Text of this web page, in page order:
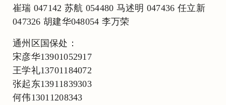
崔瑞 047142 苏航 054480 马述明 047436 任立新
047326 胡建华048054 李万荣
通州区国保处：
宋彦华13901052917
王学礼13701184072
张起东13911839303
何伟13011208343